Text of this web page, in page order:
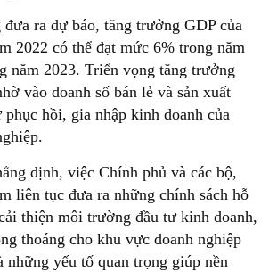
ra dự báo, tăng trưởng GDP của
2022 có thể đạt mức 6% trong năm
năm 2023. Triển vọng tăng trưởng
vào doanh số bán lẻ và sản xuất
phục hồi, gia nhập kinh doanh của
định, việc Chính phủ và các bộ,
liên tục đưa ra những chính sách hỗ
thiện môi trường đầu tư kinh doanh,
thoáng cho khu vực doanh nghiệp
những yếu tố quan trọng giúp nền